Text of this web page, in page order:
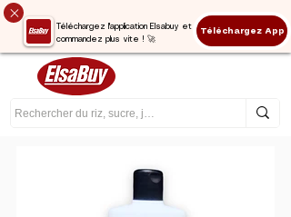
Téléchargez l'application Elsabuy et
commandez plus vite ! 🚀
Téléchargez App